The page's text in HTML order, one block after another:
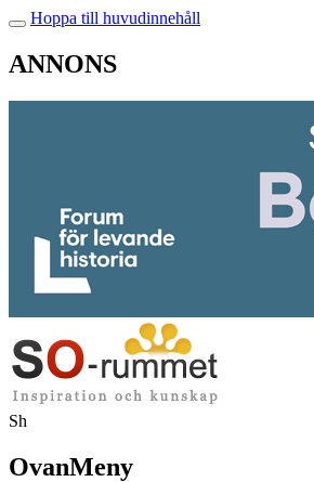
Hoppa till huvudinnehåll
ANNONS
Sh
OvanMeny